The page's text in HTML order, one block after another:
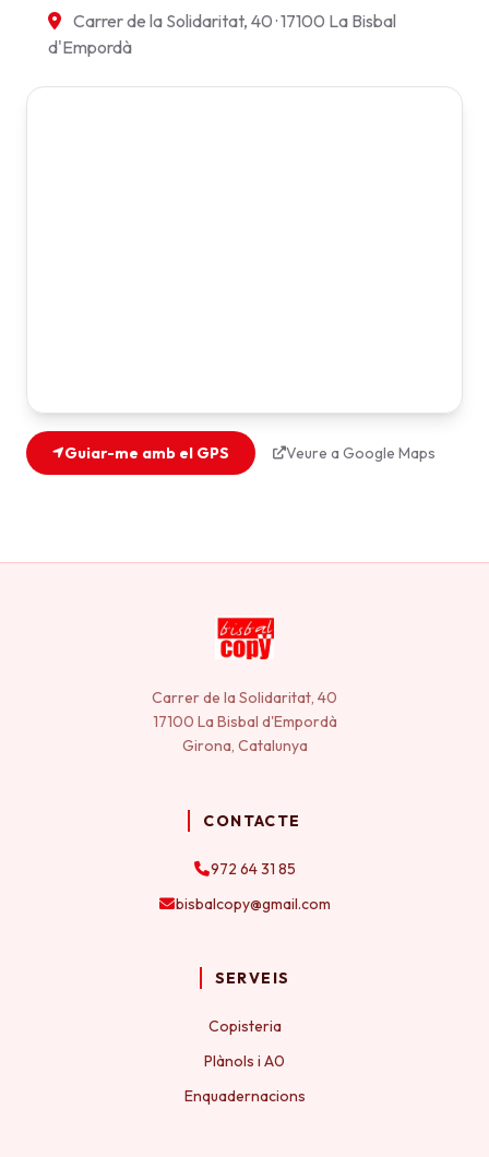
Carrer de la Solidaritat, 40 · 17100 La Bisbal
d'Empordà
Guiar-me amb el GPS Veure a Google Maps
Carrer de la Solidaritat, 40
17100 La Bisbal d'Empordà
Girona, Catalunya
CONTACTE
972 64 31 85
bisbalcopy@gmail.com
SERVEIS
Copisteria
Plànols i A0
Enquadernacions